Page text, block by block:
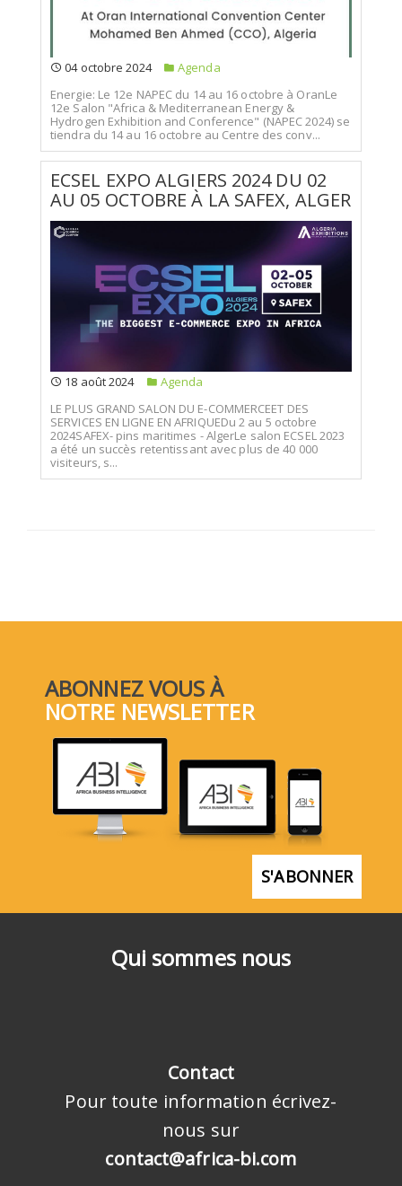
04 octobre 2024
Agenda
Energie: Le 12e NAPEC du 14 au 16 octobre à OranLe
12e Salon "Africa & Mediterranean Energy &
Hydrogen Exhibition and Conference" (NAPEC 2024) se
tiendra du 14 au 16 octobre au Centre des conv...
ECSEL EXPO ALGIERS 2024 DU 02
AU 05 OCTOBRE À LA SAFEX, ALGER
18 août 2024
Agenda
LE PLUS GRAND SALON DU E-COMMERCEET DES
SERVICES EN LIGNE EN AFRIQUEDu 2 au 5 octobre
2024SAFEX- pins maritimes - AlgerLe salon ECSEL 2023
a été un succès retentissant avec plus de 40 000
visiteurs, s...
Qui sommes nous
Contact
Pour toute information écrivez-
nous sur
contact@africa-bi.com
ABONNEZ VOUS À
NOTRE NEWSLETTER
S'ABONNER